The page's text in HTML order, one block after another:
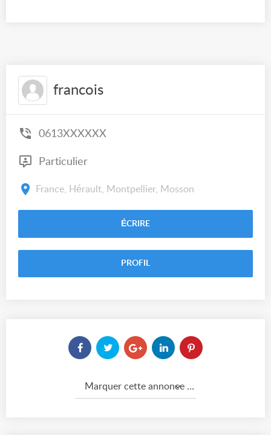
francois
0613XXXXXX
Particulier
France, Hérault, Montpellier, Mosson
ÉCRIRE
PROFIL
Marquer cette annonce comme...